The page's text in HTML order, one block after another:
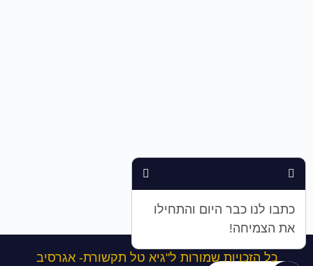
כל הזכויות שמורות ל"גיא טל תקשורת- אגרסיב
כתבו לנו כבר היום והתחילו
את הצמיחה!